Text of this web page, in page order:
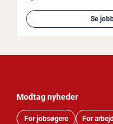
Se
Modtag nyheder
For jobsøgere For